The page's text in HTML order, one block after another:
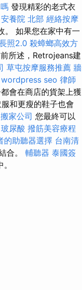
發現精彩的老式衣
安養院 北部 經絡按摩
。 如果您在家中有一
照2.0 殺蟑螂高效方
所述，Retrojeans建
草屯按摩服務推薦 牆
wordpress seo 律師
會在商店的貨架上獲
和更瘦的鞋子也會
家公司 您最終可以
玻尿酸 撥筋美容療程
的助聽器選擇 台南清
合。 輔聽器 泰國簽